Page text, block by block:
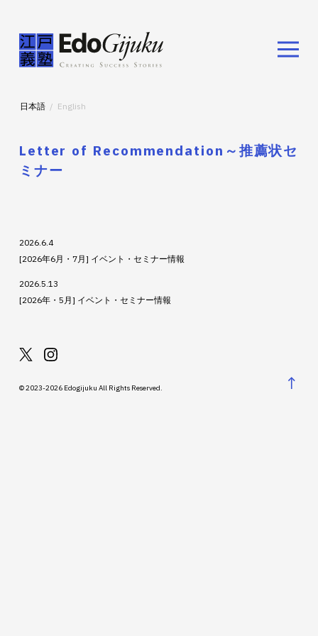
日本語 English
↑
2026.6.4
[2026年6月・7月] イベント・セミナー情報
2026.5.13
[2026年・5月] イベント・セミナー情報
© 2023-2026 Edogijuku All Rights Reserved.
Letter of Recommendation～推薦状セ
ミナー